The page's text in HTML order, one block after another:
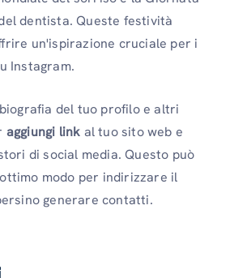
dentista. Queste festività
un'ispirazione cruciale per i
Instagram.
del tuo profilo e altri
aggiungi link al tuo sito web e
di social media. Questo può
modo per indirizzare il
generare contatti.